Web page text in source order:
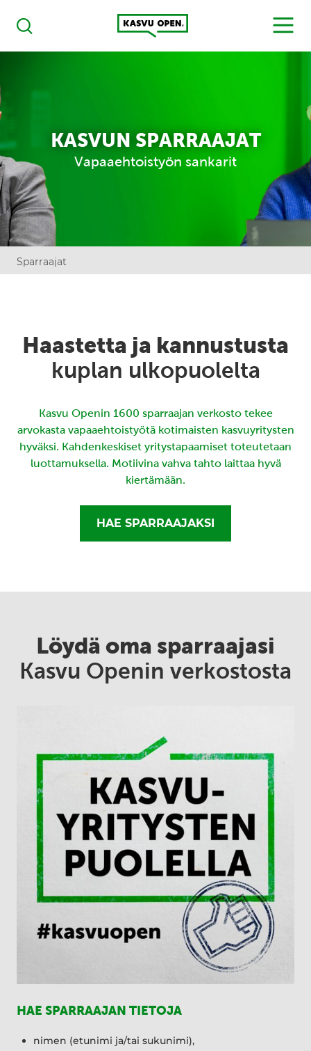
Haku
Kasvu Open
MENU
KASVUN SPARRAAJAT
Vapaaehtoistyön sankarit
Sparraajat
Haastetta ja kannustusta
kuplan ulkopuolelta
Kasvu Openin 1600 sparraajan verkosto tekee
arvokasta vapaaehtoistyötä kotimaisten kasvuyritysten
hyväksi. Kahdenkeskiset yritystapaamiset toteutetaan
luottamuksella. Motiivina vahva tahto laittaa hyvä
kiertämään.
HAE SPARRAAJAKSI
Löydä oma sparraajasi
Kasvu Openin verkostosta
HAE SPARRAAJAN TIETOJA
nimen (etunimi ja/tai sukunimi),